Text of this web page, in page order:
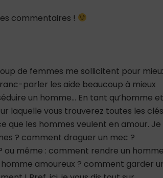
commentaires !
de femmes me sollicitent pour
parler les aide beaucoup à mieux
un homme… En tant qu’homme et
laquelle vous trouverez toutes les clés
que les hommes veulent en amour. Je
? comment draguer un mec ?
même : comment rendre un homme
amoureux ? comment garder